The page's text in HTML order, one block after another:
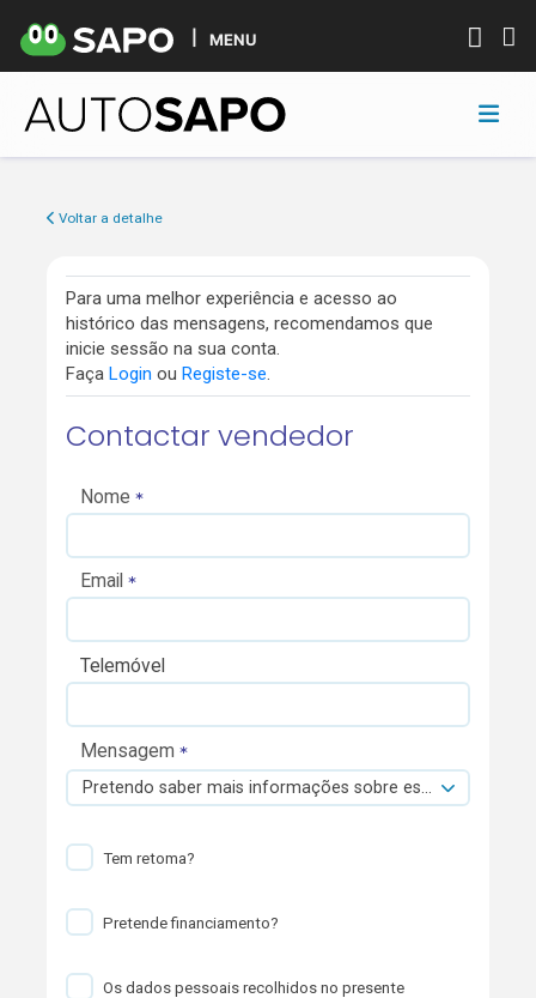
MENU
Voltar a detalhe
Para uma melhor experiência e acesso ao
histórico das mensagens, recomendamos que
inicie sessão na sua conta.
Faça Login ou Registe-se.
Contactar vendedor
Nome
Email
Telemóvel
Mensagem
Pretendo saber mais informações sobre esta viatura.
Tem retoma?
Pretende financiamento?
Os dados pessoais recolhidos no presente